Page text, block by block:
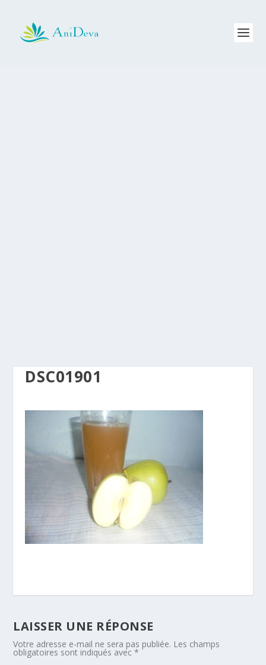
DSC01901
LAISSER UNE RÉPONSE
Votre adresse e-mail ne sera pas publiée. Les champs
obligatoires sont indiqués avec*